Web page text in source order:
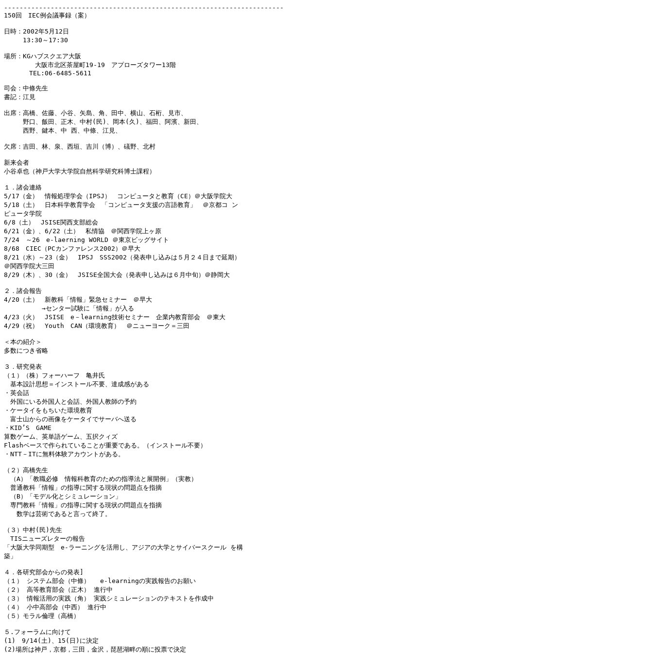
------------------------------------------------------------------------
150回　IEC例会議事録（案）
日時：2002年5月12日
13:30～17:30
場所：KGハブスクエア大阪
        大阪市北区茶屋町19-19　アプローズタワー13階
TEL:06-6485-5611
司会：中條先生
書記：江見
出席：高橋、佐藤、小谷、矢島、角、田中、横山、石桁、見市、
野口、飯田、正木、中村(民)、岡本(久)、福田、阿濱、新田、
西野、鍵本、中 西、中條、江見、
欠席：吉田、林、泉、西垣、吉川（博）、礒野、北村
新来会者
小谷卓也（神戸大学大学院自然科学研究科博士課程）
１．諸会連絡
5/17（金）　情報処理学会（IPSJ）　コンピュータと教育（CE）＠大阪学院大
5/18（土）　日本科学教育学会　「コンピュータ支援の言語教育」　＠京都コ ン
ピュータ学院
6/8（土）　JSISE関西支部総会
6/21（金）、6/22（土）　私情協　＠関西学院上ヶ原
7/24　～26　e-laerning WORLD ＠東京ビッグサイト
8/68　CIEC（PCカンファレンス2002）＠早大
8/21（水）～23（金）　IPSJ　SSS2002（発表申し込みは５月２４日まで延期）
＠関西学院大三田
8/29（木）、30（金）　JSISE全国大会（発表申し込みは６月中旬）＠静岡大
２．諸会報告
4/20（土）　新教科「情報」緊急セミナー　＠早大
→センター試験に「情報」が入る
4/23（火）　JSISE　e－learning技術セミナー　企業内教育部会　＠東大
4/29（祝）　Youth　CAN（環境教育）　＠ニューヨーク＝三田
＜本の紹介＞
多数につき省略
３．研究発表
（１）（株）フォーハーフ　亀井氏
基本設計思想＝インストール不要、達成感がある
・英会話
外国にいる外国人と会話、外国人教師の予約
・ケータイをもちいた環境教育
富士山からの画像をケータイでサーバへ送る
・KID’S　GAME
算数ゲーム、英単語ゲーム、五択クィズ
Flashベースで作られていることが重要である。（インストール不要）
・NTT－ITに無料体験アカウントがある。
（２）高橋先生
（A）「教職必修　情報科教育のための指導法と展開例」（実教）
普通教科「情報」の指導に関する現状の問題点を指摘
（B）「モデル化とシミュレーション」
専門教科「情報」の指導に関する現状の問題点を指摘
数学は芸術であると言って終了。
（３）中村(民)先生
TISニューズレターの報告
「大阪大学同期型　e-ラーニングを活用し、アジアの大学とサイバースクール を構
築」
４．各研究部会からの発表]
（１） システム部会（中條）　 e-learningの実践報告のお願い
（２） 高等教育部会（正木） 進行中
（３） 情報活用の実践（角） 実践シミュレーションのテキストを作成中
（４） 小中高部会（中西） 進行中
（５）モラル倫理（高橋）
５.フォーラムに向けて
(1)　9/14(土)、15(日)に決定
(2)場所は神戸，京都，三田，金沢，琵琶湖畔の順に投票で決定